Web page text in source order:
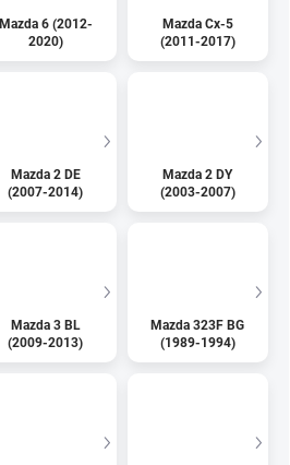
Mazda 6 (2012-
2020)
Mazda Cx-5
(2011-2017)
Mazda 2 DE
(2007-2014)
Mazda 2 DY
(2003-2007)
Mazda 3 BL
(2009-2013)
Mazda 323F BG
(1989-1994)